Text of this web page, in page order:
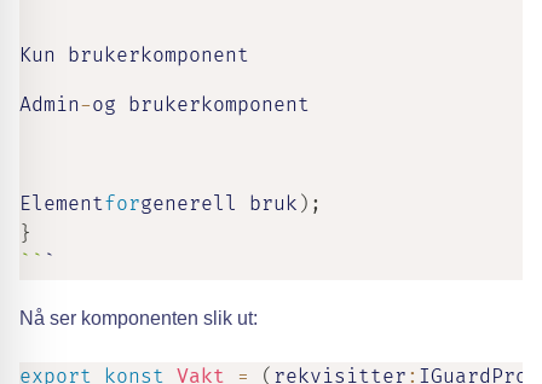
Kun brukerkomponent
Admin-og brukerkomponent
Elementforgenerell bruk ) ;
}
Nå ser komponenten slik ut:
export konst Vakt = ( rekvisitter :